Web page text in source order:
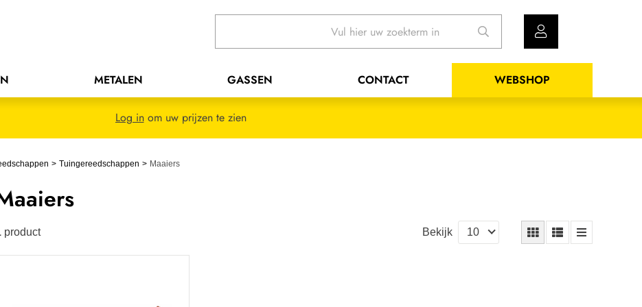
METALEN GASSEN CONTACT WEBSHOP
Log inom uw prijzen te zien
Tuingereedschappen Maaiers
product Bekijk